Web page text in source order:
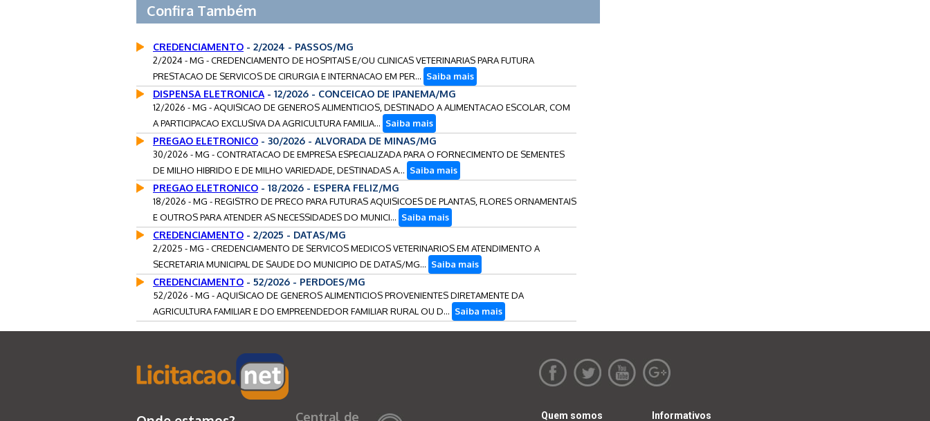
Confira Também
CREDENCIAMENTO - 2/2024 - PASSOS/MG
2/2024 - MG - CREDENCIAMENTO DE HOSPITAIS E/OU CLINICAS VETERINARIAS PARA FUTURA
PRESTACAO DE SERVICOS DE CIRURGIA E INTERNACAO EM PER... Saiba mais
DISPENSA ELETRONICA - 12/2026 - CONCEICAO DE IPANEMA/MG
12/2026 - MG - AQUISICAO DE GENEROS ALIMENTICIOS, DESTINADO A ALIMENTACAO ESCOLAR, COM
A PARTICIPACAO EXCLUSIVA DA AGRICULTURA FAMILIA... Saiba mais
PREGAO ELETRONICO - 30/2026 - ALVORADA DE MINAS/MG
30/2026 - MG - CONTRATACAO DE EMPRESA ESPECIALIZADA PARA O FORNECIMENTO DE SEMENTES
DE MILHO HIBRIDO E DE MILHO VARIEDADE, DESTINADAS A... Saiba mais
PREGAO ELETRONICO - 18/2026 - ESPERA FELIZ/MG
18/2026 - MG - REGISTRO DE PRECO PARA FUTURAS AQUISICOES DE PLANTAS, FLORES ORNAMENTAIS
E OUTROS PARA ATENDER AS NECESSIDADES DO MUNICI... Saiba mais
CREDENCIAMENTO - 2/2025 - DATAS/MG
2/2025 - MG - CREDENCIAMENTO DE SERVICOS MEDICOS VETERINARIOS EM ATENDIMENTO A
SECRETARIA MUNICIPAL DE SAUDE DO MUNICIPIO DE DATAS/MG... Saiba mais
CREDENCIAMENTO - 52/2026 - PERDOES/MG
52/2026 - MG - AQUISICAO DE GENEROS ALIMENTICIOS PROVENIENTES DIRETAMENTE DA
AGRICULTURA FAMILIAR E DO EMPREENDEDOR FAMILIAR RURAL OU D... Saiba mais
Central de Quem somos Informativos